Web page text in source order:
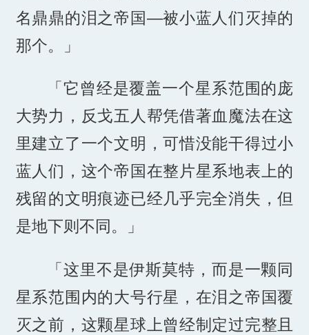
名鼎鼎的泪之帝国—被小蓝人们灭掉的
那个。」
「它曾经是覆盖一个星系范围的庞
大势力，反戈五人帮凭借著血魔法在这
里建立了一个文明，可惜没能干得过小
蓝人们，这个帝国在整片星系地表上的
残留的文明痕迹已经几乎完全消失，但
是地下则不同。」
「这里不是伊斯莫特，而是一颗同
星系范围内的大号行星，在泪之帝国覆
灭之前，这颗星球上曾经制定过完整且